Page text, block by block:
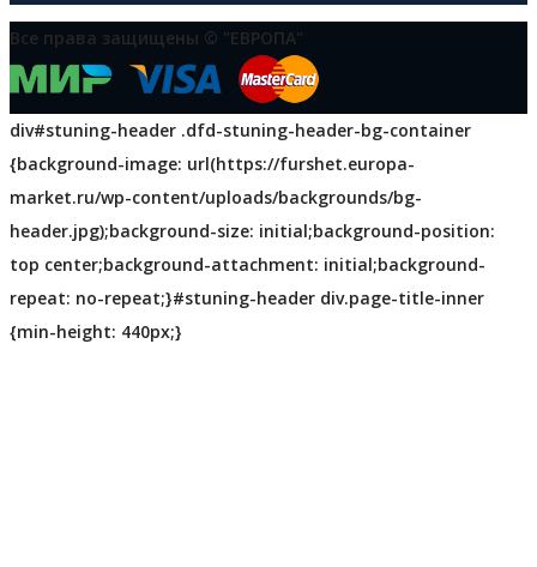
Все права защищены © "ЕВРОПА"
div#stuning-header .dfd-stuning-header-bg-container
{background-image: url(https://furshet.europa-
market.ru/wp-content/uploads/backgrounds/bg-
header.jpg);background-size: initial;background-position:
top center;background-attachment: initial;background-
repeat: no-repeat;}#stuning-header div.page-title-inner
{min-height: 440px;}